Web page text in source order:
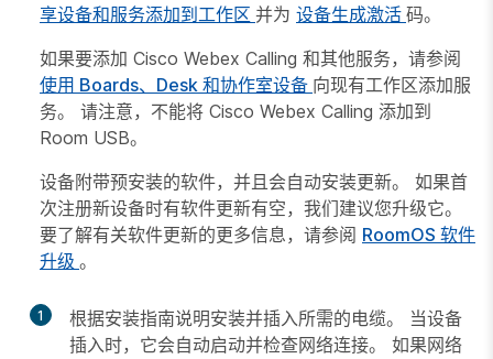
享设备和服务添加到工作区 并为 设备生成激活 码。
如果要添加 Cisco Webex Calling 和其他服务，请参阅
使用 Boards、Desk 和协作室设备 向现有工作区添加服
务。 请注意，不能将 Cisco Webex Calling 添加到
Room USB。
设备附带预安装的软件，并且会自动安装更新。 如果首
次注册新设备时有软件更新有空，我们建议您升级它。
要了解有关软件更新的更多信息，请参阅 RoomOS 软件
升级 。
1
根据安装指南说明安装并插入所需的电缆。 当设备
插入时，它会自动启动并检查网络连接。 如果网络